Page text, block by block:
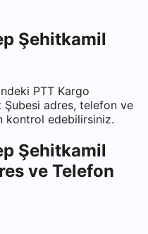
Şehitkamil
PTT Kargo
Şubesi adres, telefon ve
kontrol edebilirsiniz.
Şehitkamil
ve Telefon